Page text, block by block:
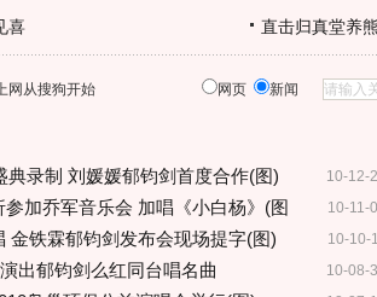
喜 直击归真堂养
网从搜狗开始 网页 新闻
10-12-
典录制 刘媛媛郁钧剑首度合作(图)
10-11-
加乔军音乐会 加唱《小白杨》(图
10-10-
金铁霖郁钧剑发布会现场提字(图)
10-08-
出郁钧剑么红同台唱名曲